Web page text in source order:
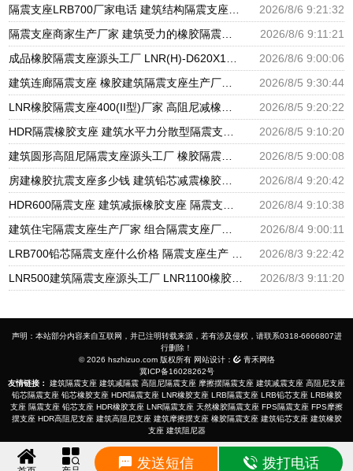
隔震支座LRB700厂家电话 建筑结构隔震支座厂家电话 LNR900隔震橡胶支座生产加工
2026/8/6 9:21:32
隔震支座商家生产厂家 建筑受力的橡胶隔震支座厂家 LNR隔震支座500厂家
2026/8/6 9:11:21
成品橡胶隔震支座源头工厂 LNR(H)-D620X179隔震支座源头工厂 水平分散型隔震支座生产厂家
2026/8/6 9:00:06
建筑连廊隔震支座 橡胶建筑隔震支座生产厂家 建筑铅芯隔振支座厂家
2026/8/5 9:30:44
LNR橡胶隔震支座400(II型)厂家 高阻尼减橡胶隔震支座厂家 建筑橡胶建筑隔震支座厂家
2026/8/5 9:20:22
HDR隔震橡胶支座 建筑水平力分散型隔震支座生产厂家 圆形高阻尼隔震支座的源头工厂
2026/8/5 9:10:20
建筑圆形高阻尼隔震支座源头工厂 橡胶隔震支座定制厂家 建筑橡胶隔震支座LRB500源头工厂
2026/8/5 9:00:08
房建橡胶抗震支座多少钱 建筑铅芯减震橡胶隔震支座厂家 LNR500橡胶支座厂家电话
2026/8/4 9:20:42
HDR600隔震支座 建筑减振橡胶支座 隔震支座厂家批发
2026/8/4 9:10:38
建筑住宅隔震支座生产厂家 组合隔震支座厂家电话 LNR隔震橡胶支座厂家电话
2026/8/4 9:00:11
LRB700铅芯隔震支座什么价格 隔震支座生产 HDR1400高阻尼橡胶支座生产厂家
2026/8/3 9:22:42
LNR500建筑隔震支座源头工厂 LNR1100橡胶支座生产厂家 LNR1100支座厂家电话
2026/8/3 9:11:20
发送短信 拨打电话
声明：本站部分内容来自互联网，并已注明转载来源，若有涉及侵权，请联系0318-6666807进
行删除！
© 2026 hszhizuo.com 版权所有 网站设计：
青禾网络
冀ICP备16028262号
友情链接：
建筑隔震支座 建筑减隔震 高阻尼隔震支座 摩擦摆隔震支座 建筑减震支座 高阻尼支座
铅芯隔震支座 铅芯橡胶支座 HDR隔震支座 LNR橡胶支座 LRB隔震支座 LRB铅芯支座 LRB橡胶
支座 隔震支座 铅芯支座 HDR橡胶支座 LNR隔震支座 天然橡胶隔震支座 FPS隔震支座 FPS摩擦
摆支座 HDR高阻尼支座 建筑高阻尼支座 建筑摩擦摆支座 橡胶隔震支座 建筑铅芯支座 建筑橡胶
支座 建筑阻尼器